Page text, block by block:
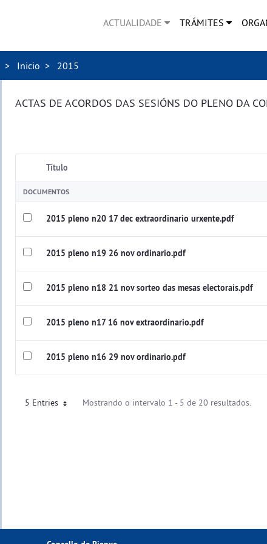
ACTUALIDADE TRÁMITES
Inicio 2015
ACTAS DE ACORDOS DAS SESIÓNS DO PLENO DA
Título
DOCUMENTOS
2015 pleno n20 17 dec extraordinario urxente.pdf
2015 pleno n19 26 nov ordinario.pdf
2015 pleno n18 21 nov sorteo das mesas electorais.pdf
2015 pleno n17 16 nov extraordinario.pdf
2015 pleno n16 29 nov ordinario.pdf
5 Entries Mostrando o intervalo 1 - 5 de 20 resultados.